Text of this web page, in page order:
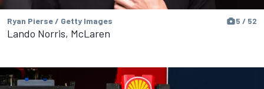
Ryan Pierse / Getty Images 5 / 52
Lando Norris, McLaren